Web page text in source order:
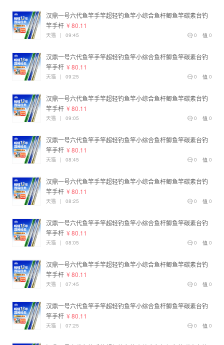
汉鼎一号六代鱼竿手竿超轻钓鱼竿小综合鱼杆鲫鱼竿碳素台钓
竿手杆 ¥ 80.11
0
0
天猫 | 09:45
汉鼎一号六代鱼竿手竿超轻钓鱼竿小综合鱼杆鲫鱼竿碳素台钓
竿手杆 ¥ 80.11
0
0
天猫 | 09:25
汉鼎一号六代鱼竿手竿超轻钓鱼竿小综合鱼杆鲫鱼竿碳素台钓
竿手杆 ¥ 80.11
0
0
天猫 | 09:05
汉鼎一号六代鱼竿手竿超轻钓鱼竿小综合鱼杆鲫鱼竿碳素台钓
竿手杆 ¥ 80.11
0
0
天猫 | 08:45
汉鼎一号六代鱼竿手竿超轻钓鱼竿小综合鱼杆鲫鱼竿碳素台钓
竿手杆 ¥ 80.11
0
0
天猫 | 08:25
汉鼎一号六代鱼竿手竿超轻钓鱼竿小综合鱼杆鲫鱼竿碳素台钓
竿手杆 ¥ 80.11
0
0
天猫 | 08:05
汉鼎一号六代鱼竿手竿超轻钓鱼竿小综合鱼杆鲫鱼竿碳素台钓
竿手杆 ¥ 80.11
0
0
天猫 | 07:45
汉鼎一号六代鱼竿手竿超轻钓鱼竿小综合鱼杆鲫鱼竿碳素台钓
竿手杆 ¥ 80.11
0
0
天猫 | 07:25